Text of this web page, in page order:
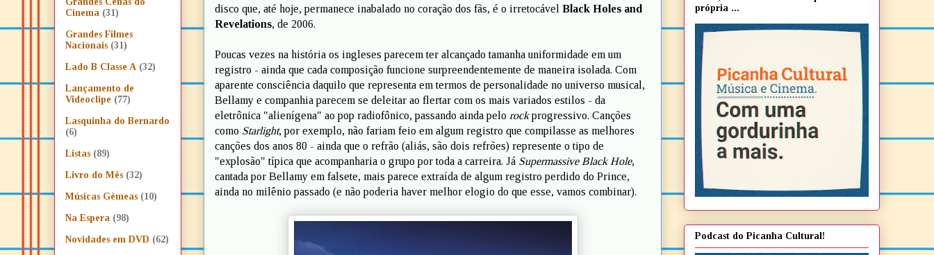
disco que, até hoje, permanece inabalado no coração dos fãs, é o irretocável Black Holes and
Revelations, de 2006.
Poucas vezes na história os ingleses parecem ter alcançado tamanha uniformidade em um
registro - ainda que cada composição funcione surpreendentemente de maneira isolada. Com
aparente consciência daquilo que representa em termos de personalidade no universo musical,
Bellamy e companhia parecem se deleitar ao flertar com os mais variados estilos - da
eletrônica "alienígena" ao pop radiofônico, passando ainda pelo rockprogressivo. Canções
como Starlight, por exemplo, não fariam feio em algum registro que compilasse as melhores
canções dos anos 80 - ainda que o refrão (aliás, são dois refrões) represente o tipo de
"explosão" típica que acompanharia o grupo por toda a carreira. Já Supermassive Black Hole,
cantada por Bellamy em falsete, mais parece extraída de algum registro perdido do Prince,
ainda no milênio passado (e não poderia haver melhor elogio do que esse, vamos combinar).
Cinema (31)
Grandes Filmes
Nacionais (31)
Lado B Classe A (32)
Lançamento de
Videoclipe (77)
Lasquinha do Bernardo
(6)
Listas (89)
Livro do Mês (32)
Músicas Gêmeas (10)
Na Espera (98)
Novidades em DVD (62)
própria ...
Podcast do Picanha Cultural!